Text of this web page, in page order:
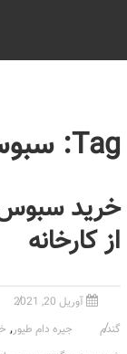
Tag: سبوس جیره دام طیور
خرید سبوس
از کارخانه
آوریل 20, 2021
گندم جیره دام طیور,